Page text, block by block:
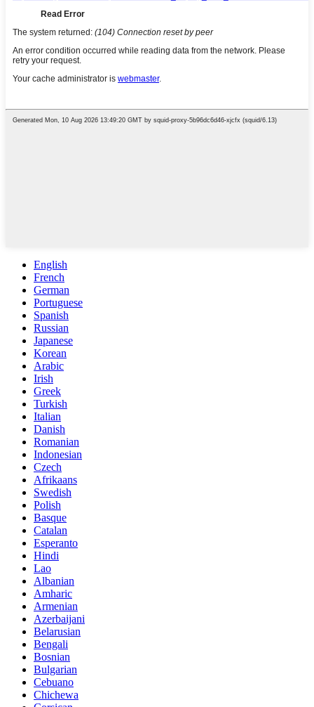
English
French
German
Portuguese
Spanish
Russian
Japanese
Korean
Arabic
Irish
Greek
Turkish
Italian
Danish
Romanian
Indonesian
Czech
Afrikaans
Swedish
Polish
Basque
Catalan
Esperanto
Hindi
Lao
Albanian
Amharic
Armenian
Azerbaijani
Belarusian
Bengali
Bosnian
Bulgarian
Cebuano
Chichewa